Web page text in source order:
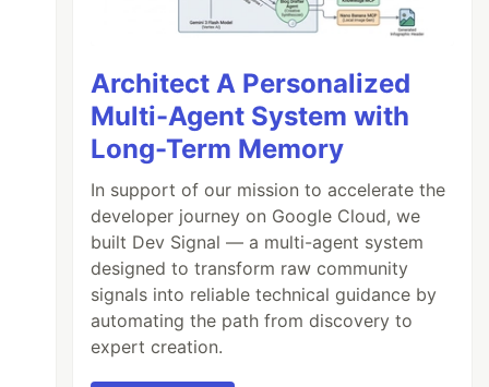
Architect A Personalized
Multi-Agent System with
Long-Term Memory
In support of our mission to accelerate the
developer journey on Google Cloud, we
built Dev Signal — a multi-agent system
designed to transform raw community
signals into reliable technical guidance by
automating the path from discovery to
expert creation.